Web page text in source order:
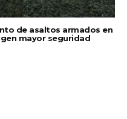
de asaltos armados en
mayor seguridad